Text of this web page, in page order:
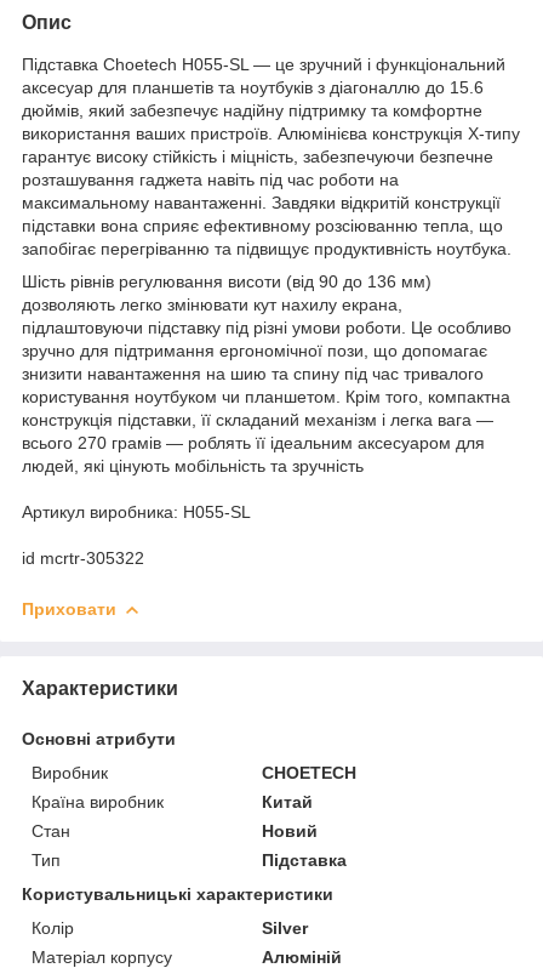
Опис
Підставка Choetech H055-SL — це зручний і функціональний
аксесуар для планшетів та ноутбуків з діагоналлю до 15.6
дюймів, який забезпечує надійну підтримку та комфортне
використання ваших пристроїв. Алюмінієва конструкція X-типу
гарантує високу стійкість і міцність, забезпечуючи безпечне
розташування гаджета навіть під час роботи на
максимальному навантаженні. Завдяки відкритій конструкції
підставки вона сприяє ефективному розсіюванню тепла, що
запобігає перегріванню та підвищує продуктивність ноутбука.
Шість рівнів регулювання висоти (від 90 до 136 мм)
дозволяють легко змінювати кут нахилу екрана,
підлаштовуючи підставку під різні умови роботи. Це особливо
зручно для підтримання ергономічної пози, що допомагає
знизити навантаження на шию та спину під час тривалого
користування ноутбуком чи планшетом. Крім того, компактна
конструкція підставки, її складаний механізм і легка вага —
всього 270 грамів — роблять її ідеальним аксесуаром для
людей, які цінують мобільність та зручність
Артикул виробника: H055-SL
id mcrtr-305322
Приховати
Характеристики
Основні атрибути
Виробник
CHOETECH
Країна виробник
Китай
Стан
Новий
Тип
Підставка
Користувальницькі характеристики
Колір
Silver
Матеріал корпусу
Алюміній